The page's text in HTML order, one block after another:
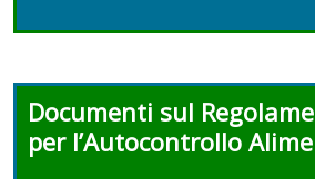
Documenti sul
per l’Autocontrollo